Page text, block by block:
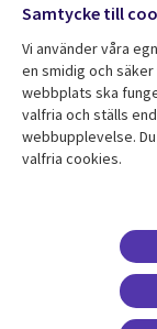
Resurscenter
SWEDEN
Följ oss
Social
Media
SWEDEN
Samtycke till
Vi använder våra
en smidig och
webbplats ska
valfria och ställs
webbupplevelse.
valfria cookies.